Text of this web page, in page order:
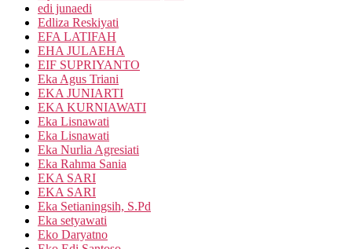
edi junaedi
Edliza Reskiyati
EFA LATIFAH
EHA JULAEHA
EIF SUPRIYANTO
Eka Agus Triani
EKA JUNIARTI
EKA KURNIAWATI
Eka Lisnawati
Eka Lisnawati
Eka Nurlia Agresiati
Eka Rahma Sania
EKA SARI
EKA SARI
Eka Setianingsih, S.Pd
Eka setyawati
Eko Daryatno